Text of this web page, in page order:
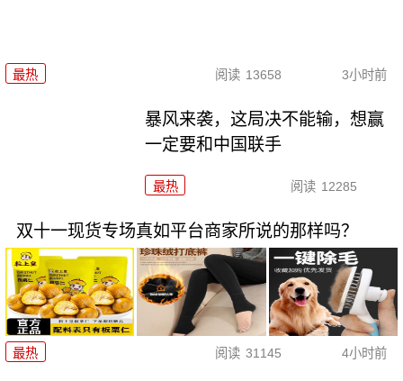
最热 阅读 13658 3小时前
暴风来袭，这局决不能输，想赢
一定要和中国联手
最热 阅读 12285
双十一现货专场真如平台商家所说的那样吗？
最热 阅读 31145 4小时前